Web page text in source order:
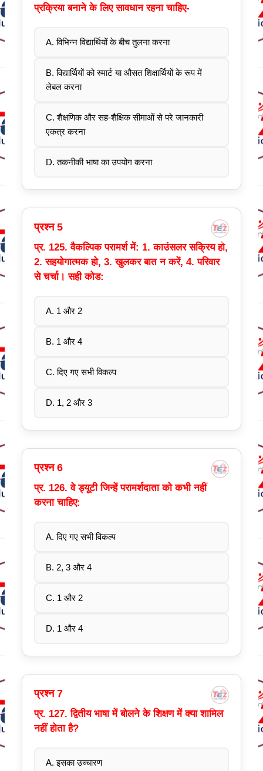
प्रक्रिया बनाने के लिए सावधान रहना चाहिए-
A. विभिन्न विद्यार्थियों के बीच तुलना करना
B. विद्यार्थियों को स्मार्ट या औसत शिक्षार्थियों के रूप में
लेबल करना
C. शैक्षणिक और सह-शैक्षिक सीमाओं से परे जानकारी
एकत्र करना
D. तकनीकी भाषा का उपयोग करना
प्रश्न 5
प्र. 125. वैकल्पिक परामर्श में: 1. काउंसलर सक्रिय हो,
2. सहयोगात्मक हो, 3. खुलकर बात न करें, 4. परिवार
से चर्चा। सही कोड:
A. 1 और 2
B. 1 और 4
C. दिए गए सभी विकल्प
D. 1, 2 और 3
प्रश्न 6
प्र. 126. वे ड्यूटी जिन्हें परामर्शदाता को कभी नहीं
करना चाहिए:
A. दिए गए सभी विकल्प
B. 2, 3 और 4
C. 1 और 2
D. 1 और 4
प्रश्न 7
प्र. 127. द्वितीय भाषा में बोलने के शिक्षण में क्या शामिल
नहीं होता है?
A. इसका उच्चारण